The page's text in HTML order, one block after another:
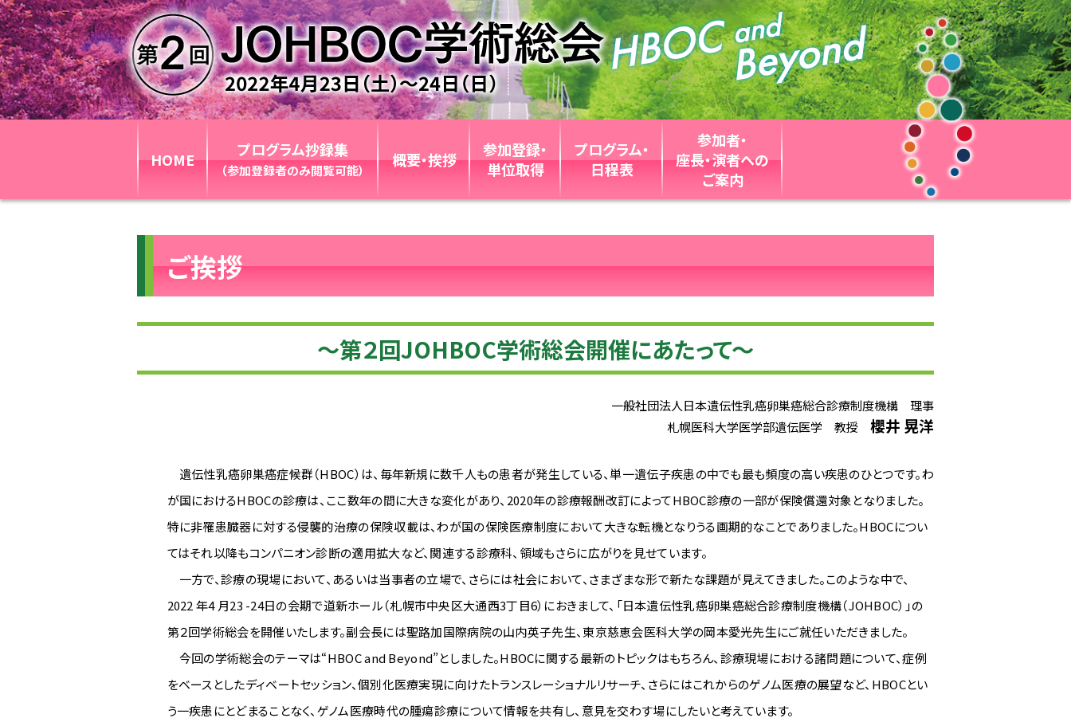
HOME プログラム抄録集
（参加登録者のみ閲覧可能）
概要・挨拶
参加登録・
単位取得
プログラム・
日程表
参加者・
座長・演者への
ご案内
ご挨拶
〜第２回JOHBOC学術総会開催にあたって〜
一般社団法人日本遺伝性乳癌卵巣癌総合診療制度機構 理事
札幌医科大学医学部遺伝医学 教授 櫻井 晃洋
遺伝性乳癌卵巣癌症候群（HBOC）は、毎年新規に数千人もの患者が発生している、単一遺伝子疾患の中でも最も頻度の高い疾患のひとつです。わ
が国におけるHBOCの診療は、ここ数年の間に大きな変化があり、2020年の診療報酬改訂によってHBOC診療の一部が保険償還対象となりました。
特に非罹患臓器に対する侵襲的治療の保険収載は、わが国の保険医療制度において大きな転機となりうる画期的なことでありました。HBOCについ
てはそれ以降もコンパニオン診断の適用拡大など、関連する診療科、領域もさらに広がりを見せています。
一方で、診療の現場において、あるいは当事者の立場で、さらには社会において、さまざまな形で新たな課題が見えてきました。このような中で、
2022 年4 月23 -24日の会期で道新ホール（札幌市中央区大通西3丁目6）におきまして、「日本遺伝性乳癌卵巣癌総合診療制度機構（JOHBOC）」の
第２回学術総会を開催いたします。副会長には聖路加国際病院の山内英子先生、東京慈恵会医科大学の岡本愛光先生にご就任いただきました。
今回の学術総会のテーマは“HBOC and Beyond”としました。HBOCに関する最新のトピックはもちろん、診療現場における諸問題について、症例
をベースとしたディベートセッション、個別化医療実現に向けたトランスレーショナルリサーチ、さらにはこれからのゲノム医療の展望など、HBOCとい
う一疾患にとどまることなく、ゲノム医療時代の腫瘍診療について情報を共有し、意見を交わす場にしたいと考えています。